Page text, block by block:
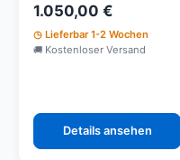
1.050,00 €
Lieferbar 1-2 Wochen
Kostenloser Versand
Details ansehen